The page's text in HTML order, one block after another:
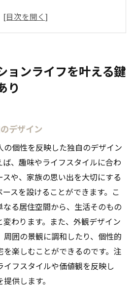
ルに合わせた空間設計
に最適な立地選び
る自然に囲まれた理想のバケ
かしたデザイン
自然の風景
リーなエネルギー選択
楽しむアウトドア
ことのできる空間
る住まい作り
ザインできる注文住宅の魅力
演出する雰囲気
慮した設計
易な構造
ョンライフを叶える鍵
り
デザイン
の個性を反映した独自のデザイン
、趣味やライフスタイルに合わ
や、家族の思い出を大切にする
スを設けることができます。こ
なる居住空間から、生活そのもの
わります。また、外観デザイン
周囲の景観に調和したり、個性的
を楽しむことができるのです。注
フスタイルや価値観を反映し
供します。